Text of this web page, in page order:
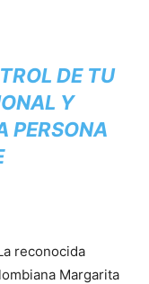
DE TU
Y
PERSONA
reconocida
Margarita